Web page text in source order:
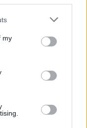
or more Google
You may click to
third-party tags to
in below Google
my